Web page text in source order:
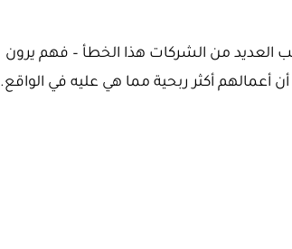
العديد من الشركات هذا الخطأ – فهم يرون
أعمالهم أكثر ربحية مما هي عليه في الواقع.